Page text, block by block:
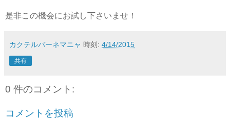
是非この機会にお試し下さいませ！
カクテルバーネマニャ 時刻: 4/14/2015
共有
0 件のコメント:
コメントを投稿